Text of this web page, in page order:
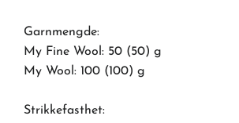
Garnmengde:
My Fine Wool: 50 (50) g
My Wool: 100 (100) g
Strikkefasthet: